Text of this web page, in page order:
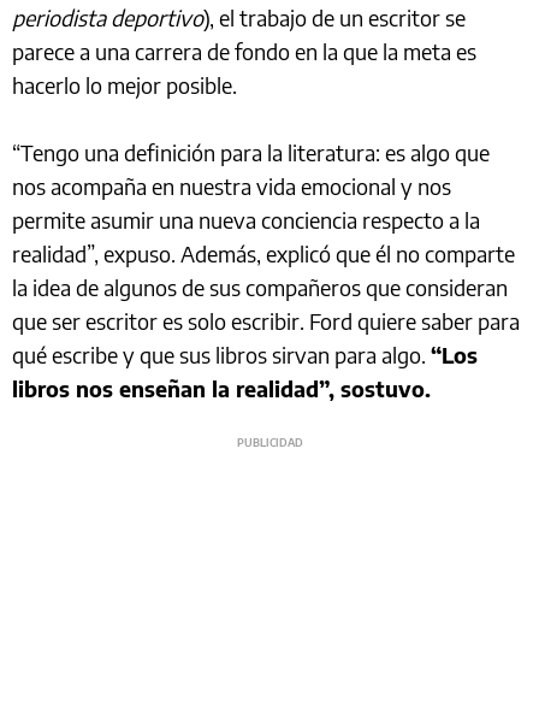
periodista deportivo), el trabajo de un escritor se
parece a una carrera de fondo en la que la meta es
hacerlo lo mejor posible.
“Tengo una definición para la literatura: es algo que
nos acompaña en nuestra vida emocional y nos
permite asumir una nueva conciencia respecto a la
realidad”, expuso. Además, explicó que él no comparte
la idea de algunos de sus compañeros que consideran
que ser escritor es solo escribir. Ford quiere saber para
qué escribe y que sus libros sirvan para algo. “Los
libros nos enseñan la realidad”, sostuvo.